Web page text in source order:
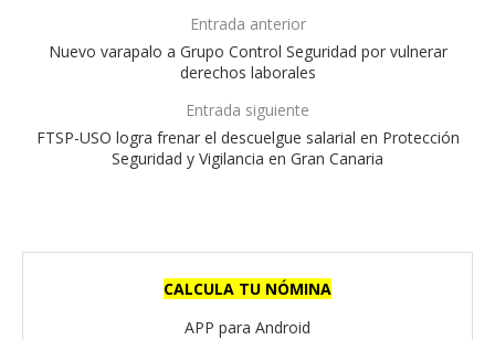
Entrada anterior
Nuevo varapalo a Grupo Control Seguridad por vulnerar
derechos laborales
Entrada siguiente
FTSP-USO logra frenar el descuelgue salarial en Protección
Seguridad y Vigilancia en Gran Canaria
CALCULA TU NÓMINA
APP para Android